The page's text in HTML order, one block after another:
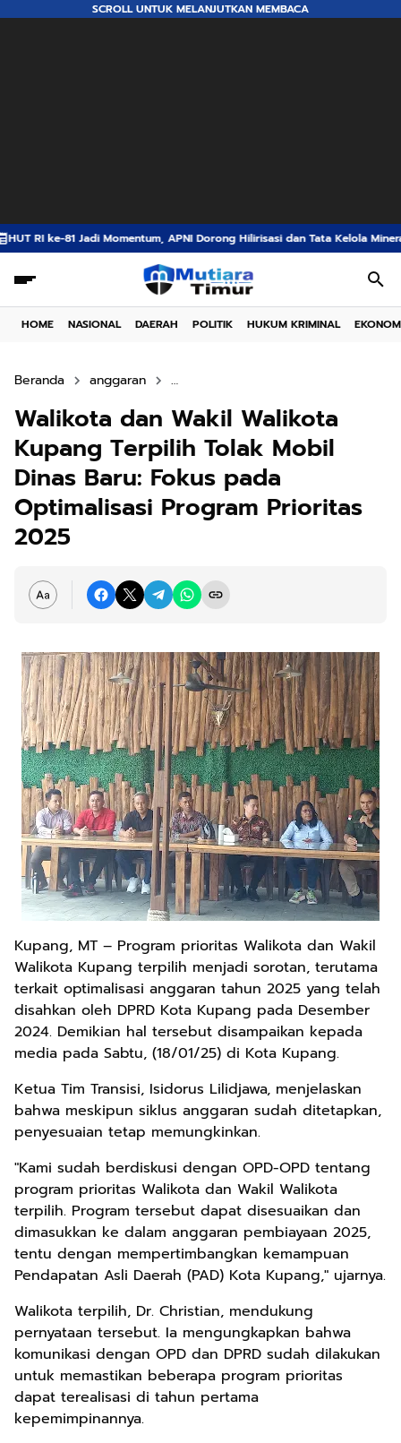
SCROLL UNTUK MELANJUTKAN MEMBACA
APNI Dorong Hilirisasi dan Tata Kelola Mineral Demi Wujudkan
HOME NASIONAL DAERAH POLITIK HUKUM KRIMINAL
Beranda anggaran optimalisasi program prioritas 2025
Walikota dan Wakil Walikota
Kupang Terpilih Tolak Mobil
Dinas Baru: Fokus pada
Optimalisasi Program Prioritas
2025
Kupang, MT – Program prioritas Walikota dan Wakil
Walikota Kupang terpilih menjadi sorotan, terutama
terkait optimalisasi anggaran tahun 2025 yang telah
disahkan oleh DPRD Kota Kupang pada Desember
2024. Demikian hal tersebut disampaikan kepada
media pada Sabtu, (18/01/25) di Kota Kupang.
Ketua Tim Transisi, Isidorus Lilidjawa, menjelaskan
bahwa meskipun siklus anggaran sudah ditetapkan,
penyesuaian tetap memungkinkan.
"Kami sudah berdiskusi dengan OPD-OPD tentang
program prioritas Walikota dan Wakil Walikota
terpilih. Program tersebut dapat disesuaikan dan
dimasukkan ke dalam anggaran pembiayaan 2025,
tentu dengan mempertimbangkan kemampuan
Pendapatan Asli Daerah (PAD) Kota Kupang," ujarnya.
Walikota terpilih, Dr. Christian, mendukung
pernyataan tersebut. Ia mengungkapkan bahwa
komunikasi dengan OPD dan DPRD sudah dilakukan
untuk memastikan beberapa program prioritas
dapat terealisasi di tahun pertama
kepemimpinannya.